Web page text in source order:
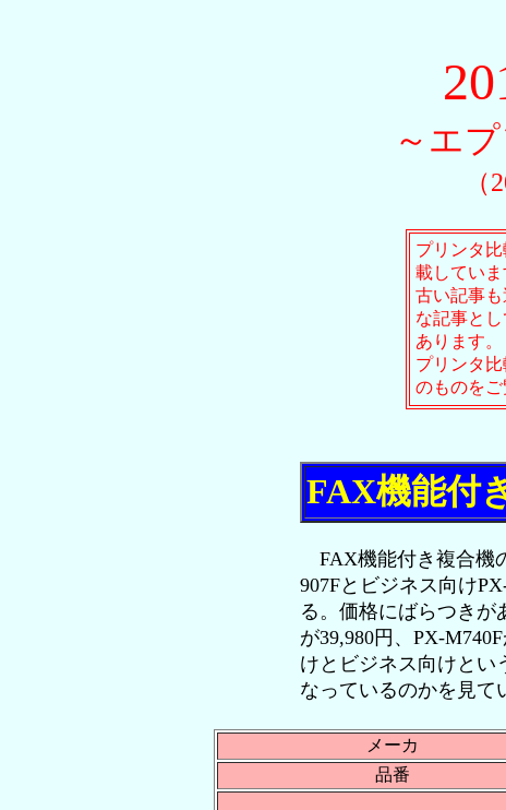
～エ
プリンタ
載していま
古い記事
な記事と
あります。
プリンタ比
のものをご
FAX機能付
FAX機能付き複合機
907Fとビジネス向け
る。価格にばらつきが
が39,980円、PX-
けとビジネス向けとい
なっているのかを見て
メーカ
品番